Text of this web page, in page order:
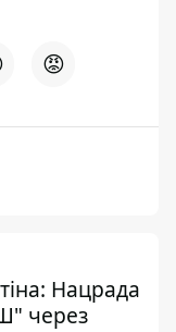
😡
Нацрада
через